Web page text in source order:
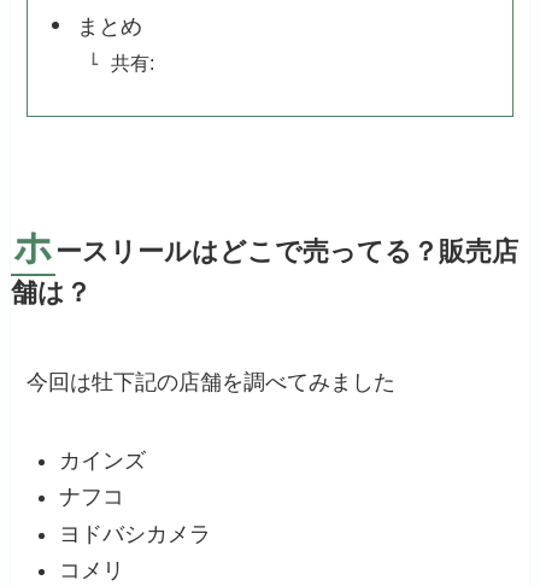
まとめ
共有:
ホ ースリールはどこで売ってる？販売店
舗は？
今回は牡下記の店舗を調べてみました
カインズ
ナフコ
ヨドバシカメラ
コメリ